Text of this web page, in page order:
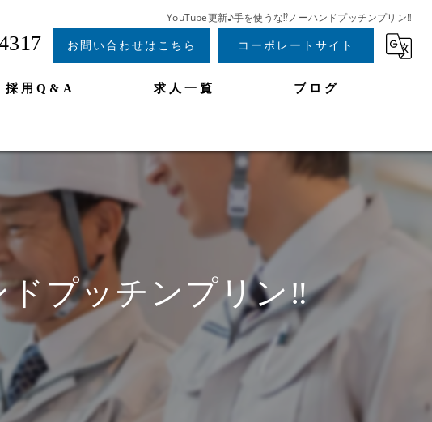
YouTube更新♪手を使うな⁉︎ノーハンドプッチンプリン‼︎
お問い合わせはこちら コーポレートサイト
採用Q&A 求人一覧 ブログ
ドプッチンプリン‼︎